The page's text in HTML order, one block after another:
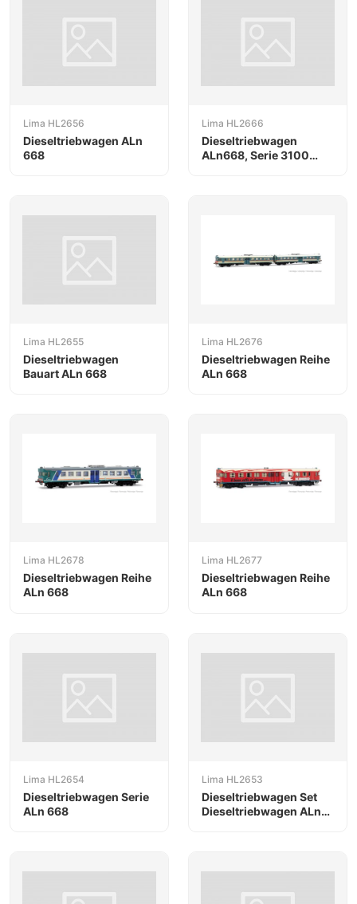
Lima HL2656
Dieseltriebwagen ALn
668
Lima HL2666
Dieseltriebwagen
ALn668, Serie 3100
Lima HL2655
Dieseltriebwagen
Bauart ALn 668
Lima HL2676
Dieseltriebwagen Reihe
ALn 668
Lima HL2678
Dieseltriebwagen Reihe
ALn 668
Lima HL2677
Dieseltriebwagen Reihe
ALn 668
Lima HL2654
Dieseltriebwagen Serie
ALn 668
Lima HL2653
Dieseltriebwagen Set
Dieseltriebwagen ALn